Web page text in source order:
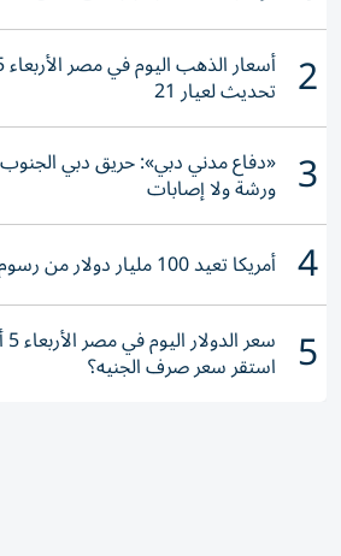
2 تحديث لعيار 21
3 «دفاع مدني دبي»: حريق دبي
ورشة ولا إصابات
4 أمريكا تعيد 100 مليار دولار من رسوم جمركية فرضها ترامب
5 استقر سعر صرف الجنيه؟